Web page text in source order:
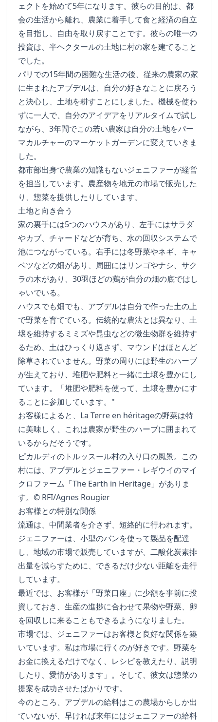
ェクトを始めて5年になります。彼らの目的は、都
会の生活から離れ、農業に着手して食と経済の自立
を目指し、自由を取り戻すことです。彼らの唯一の
投資は、半ヘクタールの土地に村の家を建てること
でした。
パリでの15年間の困難な生活の後、従来の農家の家
に生まれたアブデルは、自分の好きなことに戻ろう
と決心し、土地を耕すことにしました。機械を使わ
ずに一人で、自分のアイデアをリアルタイムで試し
ながら、3年間でこの若い農家は自分の土地をパー
マカルチャーのマーケットガーデンに変えていきま
した。
都市部出身で農業の知識もないジェニファーが経営
を担当しています。農産物を地元の市場で販売した
り、惣菜を提供したりしています。
土地と向き合う
家の裏手には5つのハウスがあり、左手にはサラダ
やカブ、チャードなどが育ち、水の回収システムで
池につながっている。右手には冬野菜やネギ、キャ
ベツなどの畑があり、周囲にはリンゴやナシ、サク
ラの木があり、30羽ほどの鶏が自分の畑の底ではし
ゃいでいる。
ハウスでも畑でも、アブデルは自分で作った土の上
で野菜を育てている。伝統的な農法とは異なり、土
壌を維持するミミズや昆虫などの微生物群を維持す
るため、土はひっくり返さず、マウンドはほとんど
除草されていません。野菜の周りには野生のハーブ
が生えており、堆肥や肥料と一緒に土壌を豊かにし
ています。「堆肥や肥料を使って、土壌を豊かにす
ることに参加しています。"
お客様によると、La Terre en héritageの野菜は特
に美味しく、これは農家が野生のハーブに囲まれて
いるからだそうです。
ピカルディのトルッスール村の入り口の風景。この
村には、アブデルとジェニファー・レギウイのマイ
クロファーム「The Earth in Heritage」がありま
す。© RFI/Agnes Rougier
お客様との特別な関係
流通は、中間業者を介さず、短絡的に行われます。
ジェニファーは、小型のバンを使って製品を配達
し、地域の市場で販売していますが、二酸化炭素排
出量を減らすために、できるだけ少ない距離を走行
しています。
最近では、お客様が「野菜口座」に少額を事前に投
資しておき、生産の進捗に合わせて果物や野菜、卵
を回収しに来ることもできるようになりました。
市場では、ジェニファーはお客様と良好な関係を築
いています。私は市場に行くのが好きです。野菜を
お金に換えるだけでなく、レシピを教えたり、説明
したり、愛情があります」。そして、彼女は惣菜の
提案を成功させたばかりです。
今のところ、アブデルの給料はこの農場からしか出
ていないが、早ければ来年にはジェニファーの給料